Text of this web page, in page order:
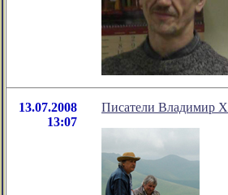
13.07.2008
13:07
Писатели Владимир